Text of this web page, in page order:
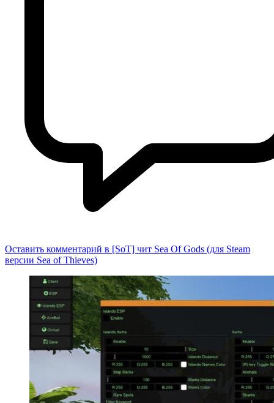
Оставить комментарий в [SoT] чит Sea Of Gods (для Steam
версии Sea of Thieves)